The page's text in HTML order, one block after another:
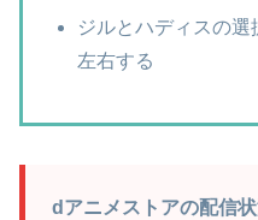
ジルとハディスの選
左右する
dアニメストアの配信